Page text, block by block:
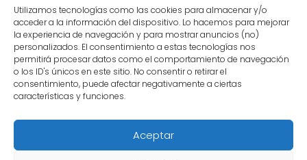
Utilizamos tecnologías como las cookies para almacenar y/o
acceder a la información del dispositivo. Lo hacemos para mejorar
la experiencia de navegación y para mostrar anuncios (no)
personalizados. El consentimiento a estas tecnologías nos
permitirá procesar datos como el comportamiento de navegación
o los ID's únicos en este sitio. No consentir o retirar el
consentimiento, puede afectar negativamente a ciertas
características y funciones.
Aceptar
batallas**, utilizando su poder cósmico para
prever los movimientos de sus oponentes y
tomar decisiones tácticas clave.
El Gran Kaio del Universo 6 es un personaje
fascinante que muestra el **poder cósmico**
en Dragon Ball. Su nivel de poder y su
capacidad para **comunicarse y viajar a